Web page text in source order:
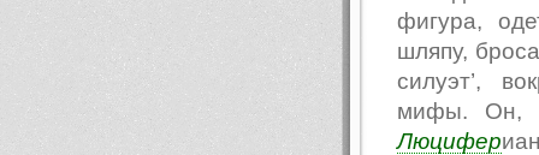
фигура,
шляпу,
силуэт’,
мифы. Он,
Люцифер